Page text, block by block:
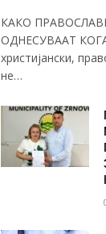
КАКО
ОДНЕСУВААТ
христијански,
не…